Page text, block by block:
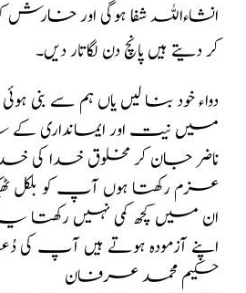
انشاءاللہ شفا ہوگی اور
کر دیتے ہیں پانچ دن لگاتار دیں۔
دواء خود بنا لیں یاں ہم سے بنی
میں نیت اور ایمانداری کے
ناضر جان کر مخلوق خدا کی
عزم رکھتا ہوں آپ کو بلکل
ان میں کچھ کمی نہیں
اپنے آزمودہ ہوتے ہیں آپ کی
حکیم محمد عرفان